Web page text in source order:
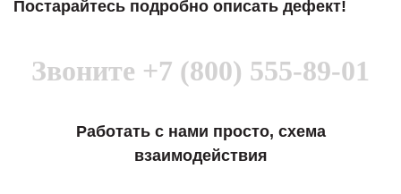
Постарайтесь подробно описать дефект!
Звоните +7 (800) 555-89-01
Работать с нами просто, схема
взаимодействия